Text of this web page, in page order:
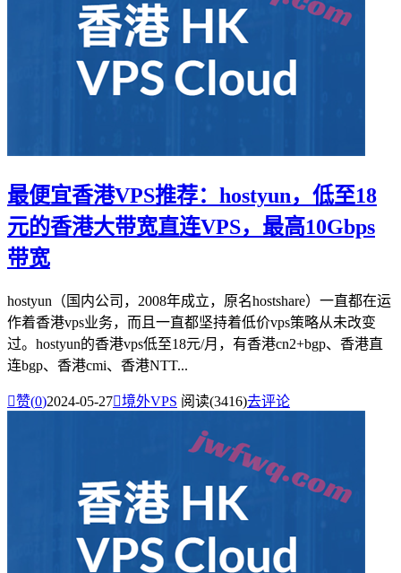
最便宜香港VPS推荐：hostyun，低至18
元的香港大带宽直连VPS，最高10Gbps
带宽
hostyun（国内公司，2008年成立，原名hostshare）一直都在运
作着香港vps业务，而且一直都坚持着低价vps策略从未改变
过。hostyun的香港vps低至18元/月，有香港cn2+bgp、香港直
连bgp、香港cmi、香港NTT...
赞(0)2024-05-27境外VPS 阅读(3416)去评论